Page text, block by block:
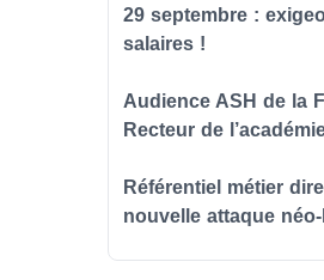
29 septembre :
salaires !
Audience ASH de la
Recteur de
Référentiel métier
nouvelle attaque